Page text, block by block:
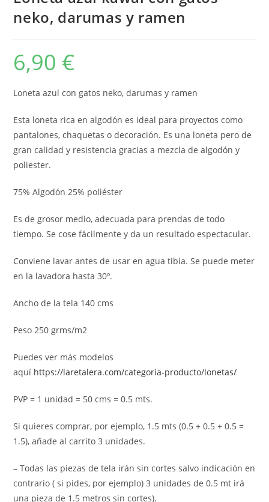
neko, darumas y ramen
6,90 €
Loneta azul con gatos neko, darumas y ramen
Esta loneta rica en algodón es ideal para proyectos como
pantalones, chaquetas o decoración. Es una loneta pero de
gran calidad y resistencia gracias a mezcla de algodón y
poliester.
75% Algodón 25% poliéster
Es de grosor medio, adecuada para prendas de todo
tiempo. Se cose fácilmente y da un resultado espectacular.
Conviene lavar antes de usar en agua tibia. Se puede meter
en la lavadora hasta 30º.
Ancho de la tela 140 cms
Peso 250 grms/m2
Puedes ver más modelos
aquí https://laretalera.com/categoria-producto/lonetas/
PVP = 1 unidad = 50 cms = 0.5 mts.
Si quieres comprar, por ejemplo, 1.5 mts (0.5 + 0.5 + 0.5 =
1.5), añade al carrito 3 unidades.
– Todas las piezas de tela irán sin cortes salvo indicación en
contrario ( si pides, por ejemplo) 3 unidades de 0.5 mt irá
una pieza de 1.5 metros sin cortes).